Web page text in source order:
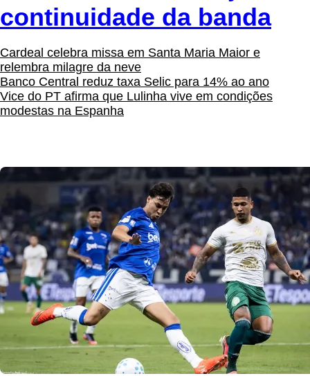
continuidade da banda
Cardeal celebra missa em Santa Maria Maior e
relembra milagre da neve
Banco Central reduz taxa Selic para 14% ao ano
Vice do PT afirma que Lulinha vive em condições
modestas na Espanha